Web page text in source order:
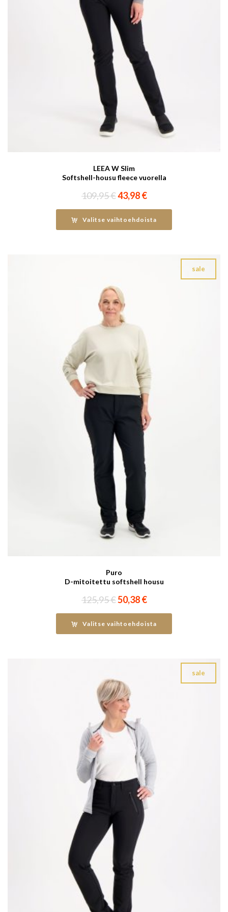
LEEA W Slim
Softshell-housu fleece vuorella
109,95€Alkuperäinen
oli:
109,95 €.
43,98€Nykyinen
on:
43,98 €.
Valitse vaihtoehdoista
sale
Puro
D-mitoitettu softshell housu
125,95€ Alkuperäinen
oli:
125,95 €.
50,38€Nykyinen
on:
50,38 €.
Valitse vaihtoehdoista
sale